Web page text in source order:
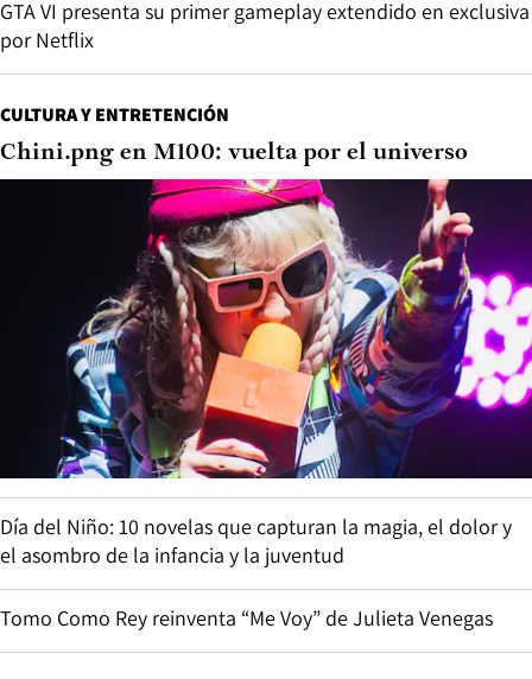
GTA VI presenta su primer gameplay extendido en exclusiva
por Netflix
CULTURA Y ENTRETENCIÓN
Chini.png en M100: vuelta por el universo
Día del Niño: 10 novelas que capturan la magia, el dolor y
el asombro de la infancia y la juventud
Tomo Como Rey reinventa “Me Voy” de Julieta Venegas